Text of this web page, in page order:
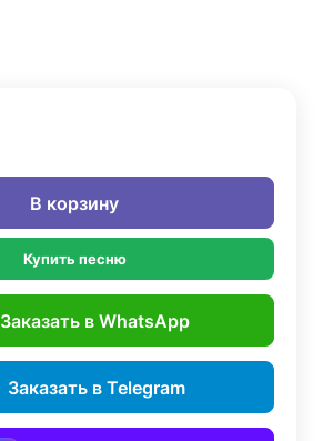
В корзину
Купить песню
Заказать в WhatsApp
Заказать в Telegram